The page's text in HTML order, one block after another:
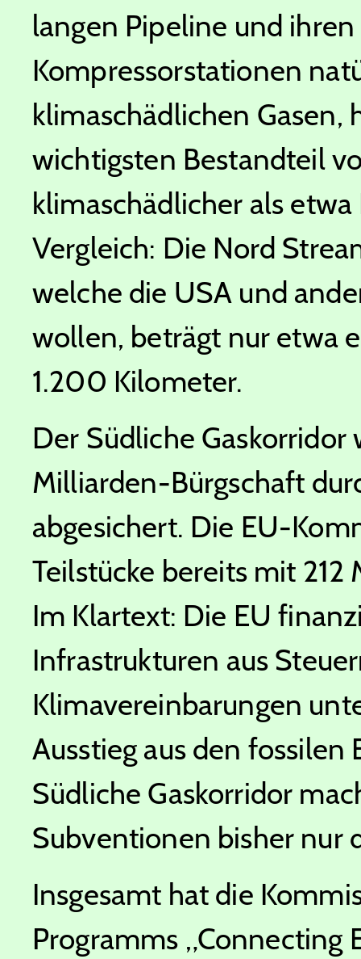
langen Pipeline und
Kompressorstationen
klimaschädlichen Gasen,
wichtigsten Bestandteil
klimaschädlicher als
Vergleich: Die Nord
welche die USA und
wollen, beträgt nur etwa
1.200 Kilometer.
Der Südliche
Milliarden-Bürgschaft
abgesichert. Die EU-
Teilstücke bereits mit
Im Klartext: Die EU
Infrastrukturen aus
Klimavereinbarungen
Ausstieg aus den
Südliche Gaskorridor
Subventionen bisher nur
Insgesamt hat die
Programms „Connecting